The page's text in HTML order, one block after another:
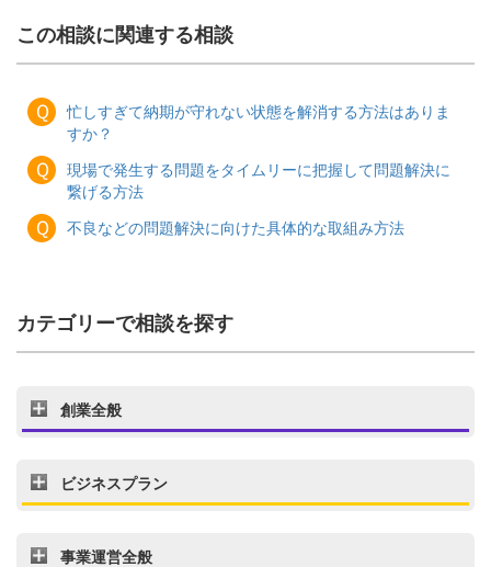
この相談に関連する相談
Ｑ
忙しすぎて納期が守れない状態を解消する方法はありま
すか？
Ｑ
現場で発生する問題をタイムリーに把握して問題解決に
繋げる方法
Ｑ 不良などの問題解決に向けた具体的な取組み方法
カテゴリーで相談を探す
創業全般
ビジネスプラン
事業運営全般